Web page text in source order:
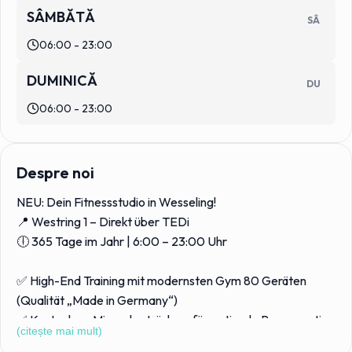
SÂMBĂTĂ SÂ
06:00 - 23:00
DUMINICĂ DU
06:00 - 23:00
Despre noi
NEU: Dein Fitnessstudio in Wesseling!
📍 Westring 1 – Direkt über TEDi
🕕 365 Tage im Jahr | 6:00 – 23:00 Uhr
✅ High-End Training mit modernsten Gym 80 Geräten
(Qualität „Made in Germany“)
✅ Kostenlose Mineralgetränke – für optimale Regeneration
& Leistung
(citește mai mult)